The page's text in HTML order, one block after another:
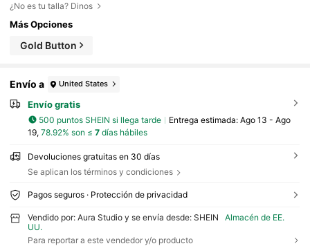
¿No es tu talla? Dinos
Más Opciones
Gold Button
Envío a United States
Envío gratis
500 puntos SHEIN si llega tarde Entrega estimada: Ago 13 - Ago
19, 78.92% son ≤ 7días hábiles
Devoluciones gratuitas en 30 días
Se aplican los términos y condiciones
Pagos seguros · Protección de privacidad
Vendido por: Aura Studio y se envía desde: SHEIN
Almacén de EE.
UU.
Para reportar a este vendedor y/o producto